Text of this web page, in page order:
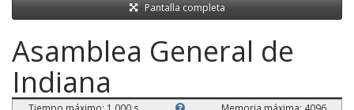
Pantalla completa
Asamblea General de
Indiana